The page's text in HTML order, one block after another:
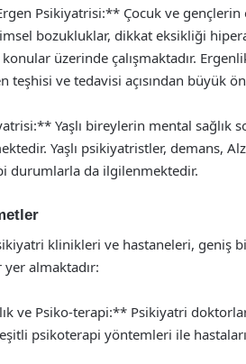
Psikiyatrisi:** Çocuk ve
bozukluklar, dikkat eksikliği
üzerinde çalışmaktadır.
teşhisi ve tedavisi açısından büyük
Yaşlı bireylerin mental
Yaşlı psikiyatristler, demans,
durumlarla da ilgilenmektedir.
klinikleri ve hastaneleri, geniş
yer almaktadır:
ve Psiko-terapi:** Psikiyatri
psikoterapi yöntemleri ile